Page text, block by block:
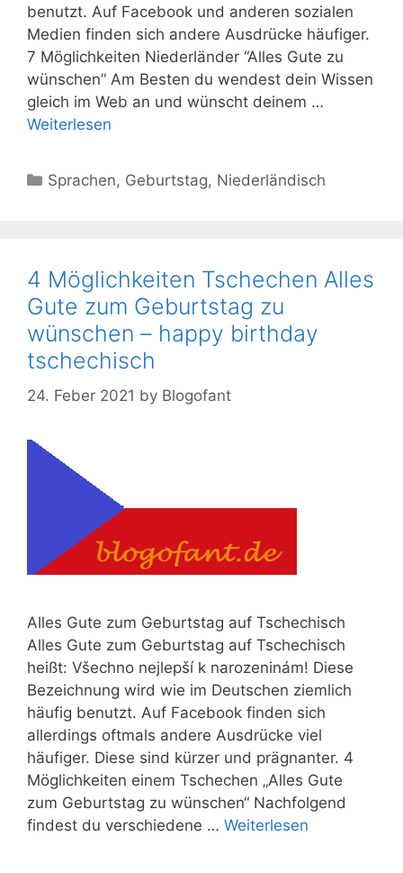
benutzt. Auf Facebook und anderen sozialen
Medien finden sich andere Ausdrücke häufiger.
7 Möglichkeiten Niederländer “Alles Gute zu
wünschen” Am Besten du wendest dein Wissen
gleich im Web an und wünscht deinem …
Weiterlesen
Kategorien
Sprachen, Geburtstag, Niederländisch
4 Möglichkeiten Tschechen Alles
Gute zum Geburtstag zu
wünschen – happy birthday
tschechisch
24. Feber 2021 by Blogofant
Alles Gute zum Geburtstag auf Tschechisch
Alles Gute zum Geburtstag auf Tschechisch
heißt: Všechno nejlepší k narozeninám! Diese
Bezeichnung wird wie im Deutschen ziemlich
häufig benutzt. Auf Facebook finden sich
allerdings oftmals andere Ausdrücke viel
häufiger. Diese sind kürzer und prägnanter. 4
Möglichkeiten einem Tschechen „Alles Gute
zum Geburtstag zu wünschen“ Nachfolgend
findest du verschiedene … Weiterlesen